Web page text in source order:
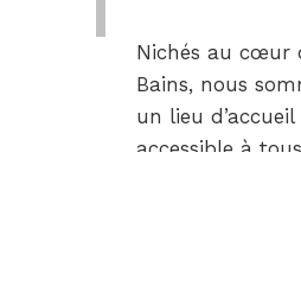
Nichés au cœur
Bains, nous
un lieu
accessible à